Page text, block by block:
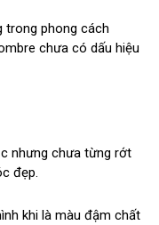
trong phong cách
chưa có dấu hiệu
nhưng chưa từng rớt
đẹp.
khi là màu đậm chất